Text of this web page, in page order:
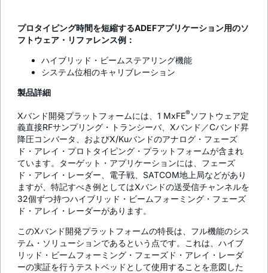
プロタイピング時間を短縮するADEFアプリケーション用のソ
フトウェア・リファレンス例：
ハイブリッド・ビームステアリング機能
システム位相のキャリブレーション
製品詳細
Xバンド開発プラットフォームには、1 MxFE®ソフトウェア定
義直接RFサンプリング・トランシーバ、Xバンド／Cバンド昇
降圧コンバータ、およびX/Kuバンドのアナログ・フェーズ
ド・アレイ・プロトタイピング・プラットフォームが含まれ
ています。ターゲット・アプリケーションには、フェーズ
ド・アレイ・レーダー、電子戦、SATCOM地上局などがあり
ますが、特記すべき例としてはXバンドの送受信チャンネルを
32個ずつ持つハイブリッド・ビームフォーミング・フェーズ
ド・アレイ・レーダーがあります。
このXバンド開発プラットフォームの特長は、フル機能のシス
テム・ソリューションであるという点です。これは、ハイブ
リッド・ビームフォーミング・フェーズド・アレイ・レーダ
ーの実証を行うテストベッドとして使用することを意図した